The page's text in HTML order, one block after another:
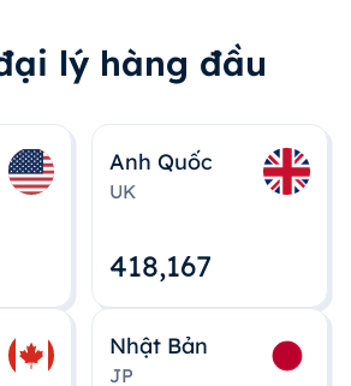
lý hàng đầu
Anh Quốc
UK
418,167
Nhật Bản
JP